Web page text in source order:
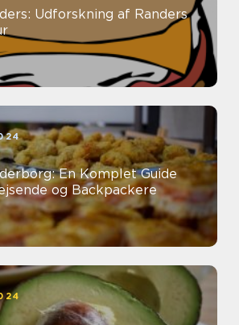
Udforskning af Randers
En Komplet Guide
og Backpackere